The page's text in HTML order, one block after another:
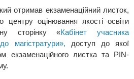
отримав екзаменаційний листок,
центру оцінювання якості освіти
сторінку «Кабінет учасника
магістратури», доступ до якої
екзаменаційного листка та РIN-